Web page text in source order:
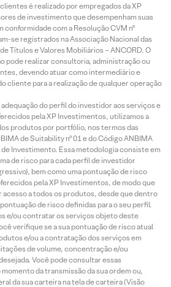
é realizado por empregados da XP
de investimento que desempenham suas
conformidade com a Resolução CVM nº
se registrados na Associação Nacional das
Títulos e Valores Mobiliários – ANCORD. O
pode realizar consultoria, administração ou
devendo atuar como intermediário e
cliente para a realização de qualquer operação
do perfil do investidor aos serviços e
pela XP Investimentos, utilizamos a
produtos por portfólio, nos termos das
de Suitability nº 01 e do Código ANBIMA
Investimento. Essa metodologia consiste em
de risco para cada perfil de investidor
bem como uma pontuação de risco
pela XP Investimentos, de modo que
a todos os produtos, desde que dentro
de risco definidas para o seu perfil.
e/ou contratar os serviços objeto deste
verifique se a sua pontuação de risco atual
e/ou a contratação dos serviços em
de volume, concentração e/ou
Você pode consultar essas
da transmissão da sua ordem ou,
da sua carteira na tela de carteira (Visão